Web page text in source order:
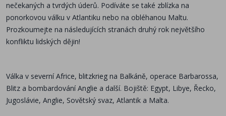
nečekaných a tvrdých úderů. Podíváte se také zblízka na
ponorkovou válku v Atlantiku nebo na obléhanou Maltu.
Prozkoumejte na následujících stranách druhý rok největšího
konfliktu lidských dějin!
Válka v severní Africe, blitzkrieg na Balkáně, operace Barbarossa,
Blitz a bombardování Anglie a další. Bojiště: Egypt, Libye, Řecko,
Jugoslávie, Anglie, Sovětský svaz, Atlantik a Malta.